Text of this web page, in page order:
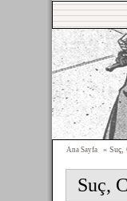
Ana Sayfa » Suç,
Suç,